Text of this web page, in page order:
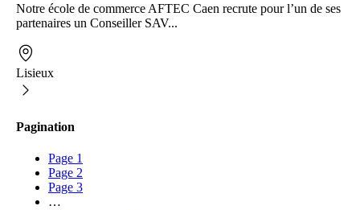
Notre école de commerce AFTEC Caen recrute pour l’un de ses
partenaires un Conseiller SAV...
Lisieux
Pagination
Page 1
Page 2
Page 3
…